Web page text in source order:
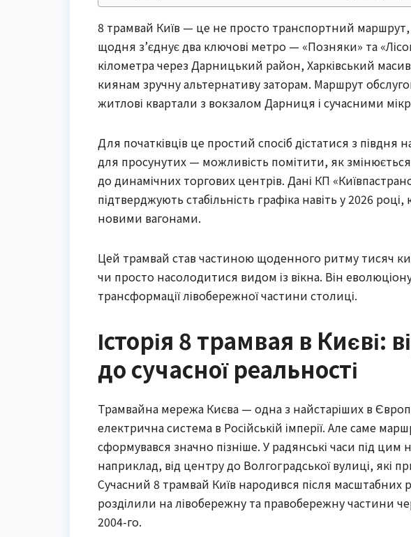
8 трамвай Київ — це не просто транспортний маршрут,
щодня з’єднує два ключові метро — «Позняки» та
кілометра через Дарницький район, Харківський
киянам зручну альтернативу заторам. Маршрут
житлові квартали з вокзалом Дарниця і сучасними
Для початківців це простий спосіб дістатися з півдня
для просунутих — можливість помітити, як змінюється
до динамічних торгових центрів. Дані КП
підтверджують стабільність графіка навіть у 2026
новими вагонами.
Цей трамвай став частиною щоденного ритму тисяч
чи просто насолодитися видом із вікна. Він
трансформації лівобережної частини столиці.
Історія 8 трамвая в Києві:
до сучасної реальності
Трамвайна мережа Києва — одна з найстаріших в
електрична система в Російській імперії. Але саме
сформувався значно пізніше. У радянські часи під цим
наприклад, від центру до Волгоградської вулиці, які
Сучасний 8 трамвай Київ народився після масштабних
розділили на лівобережну та правобережну частини
2004-го.